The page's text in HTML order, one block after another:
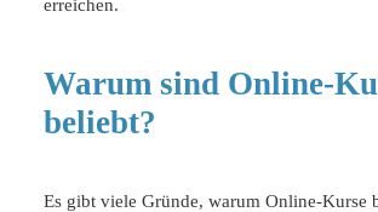
erreichen.
Warum sind Online-
beliebt?
Es gibt viele Gründe, warum Online-Kurse